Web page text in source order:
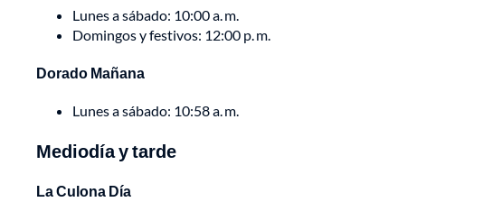
Lunes a sábado: 10:00 a. m.
Domingos y festivos: 12:00 p. m.
Dorado Mañana
Lunes a sábado: 10:58 a. m.
Mediodía y tarde
La Culona Día